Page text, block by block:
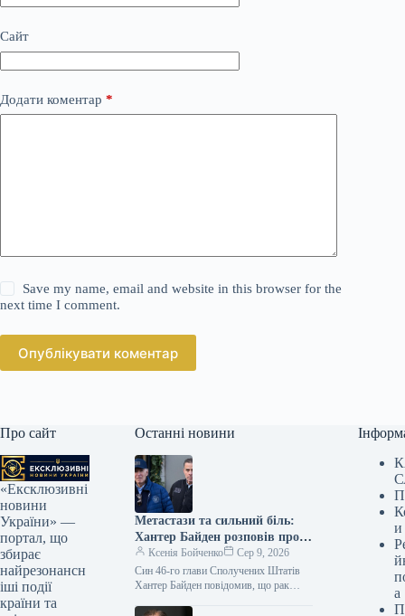
Сайт
Додати коментар *
Save my name, email and website in this browser for the
next time I comment.
Опублікувати коментар
Про сайт
«Ексклюзивні
новини
України» —
портал, що
збирає
найрезонансн
іші події
країни та
Останні новини
Метастази та сильний біль:
Хантер Байден розповів про
погіршення здоров’я батька-
онкохворого
Ксенія Бойченко
Сер 9, 2026
Син 46-го глави Сполучених Штатів
Хантер Байден повідомив, що рак
и
а